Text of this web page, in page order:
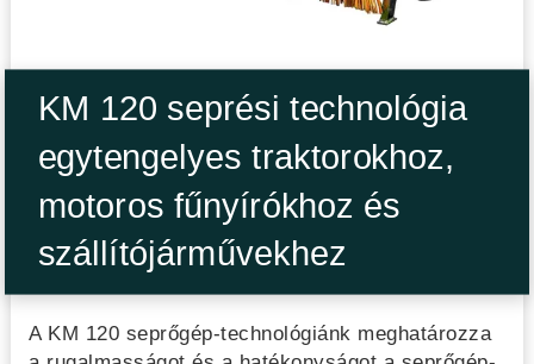
KM 120 seprési technológia
egytengelyes traktorokhoz,
motoros fűnyírókhoz és
szállítójárművekhez
A KM 120 seprőgép-technológiánk meghatározza